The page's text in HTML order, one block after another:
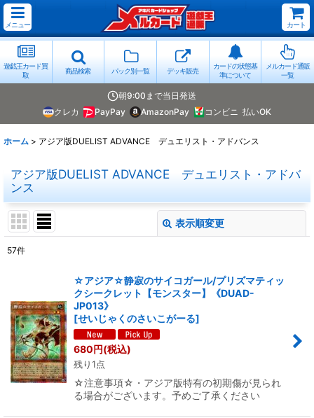
メニュー カート
遊戯王カード買
取
商品検索 パック別一覧 デッキ販売
カードの状態基
準について
メルカード通販
一覧
朝9:00まで当日発送
クレカ
PayPay AmazonPay コンビニ 払いOK
ホーム > アジア版DUELIST ADVANCE デュエリスト・アドバンス
アジア版DUELIST ADVANCE デュエリスト・アドバ
ンス
表示順変更
並び順:
絞り込む
57件
☆アジア☆静寂のサイコガール/プリズマティッ
クシークレット【モンスター】《DUAD-
JP013》
[せいじゃくのさいこがーる]
680円(税込)
残り1点
☆注意事項☆・アジア版特有の初期傷が見られ
る場合がございます。予めご了承ください